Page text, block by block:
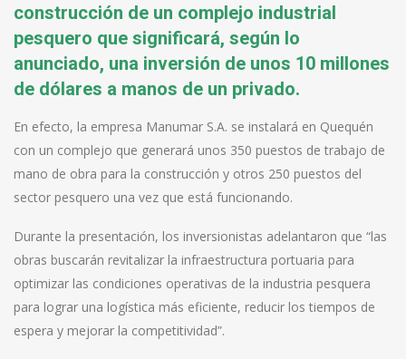
construcción de un complejo industrial
pesquero que significará, según lo
anunciado, una inversión de unos 10 millones
de dólares a manos de un privado.
En efecto, la empresa Manumar S.A. se instalará en Quequén
con un complejo que generará unos 350 puestos de trabajo de
mano de obra para la construcción y otros 250 puestos del
sector pesquero una vez que está funcionando.
Durante la presentación, los inversionistas adelantaron que “las
obras buscarán revitalizar la infraestructura portuaria para
optimizar las condiciones operativas de la industria pesquera
para lograr una logística más eficiente, reducir los tiempos de
espera y mejorar la competitividad”.